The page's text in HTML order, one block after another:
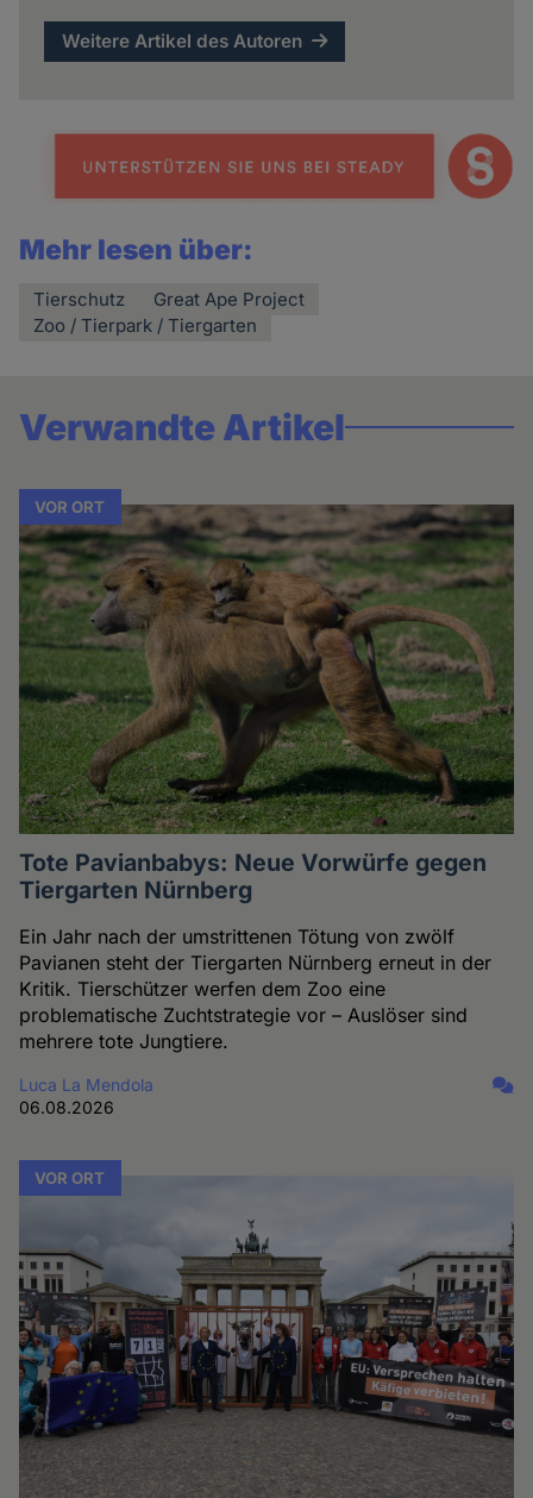
Weitere Artikel des Autoren
Mehr lesen über:
Tierschutz
Great Ape Project
Zoo / Tierpark / Tiergarten
Verwandte Artikel
VOR ORT
Tote Pavianbabys: Neue Vorwürfe gegen
Tiergarten Nürnberg
Ein Jahr nach der umstrittenen Tötung von zwölf
Pavianen steht der Tiergarten Nürnberg erneut in der
Kritik. Tierschützer werfen dem Zoo eine
problematische Zuchtstrategie vor – Auslöser sind
mehrere tote Jungtiere.
Luca La Mendola
06.08.2026
VOR ORT